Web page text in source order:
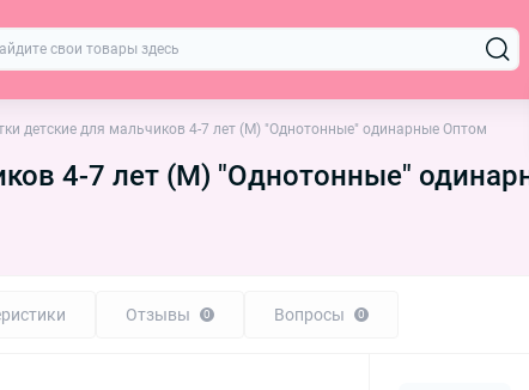
детские для мальчиков 4-7 лет (M) "Однотонные" одинарные Оптом
4-7 лет (M) "Однотонные"
Отзывы 0 Вопросы 0